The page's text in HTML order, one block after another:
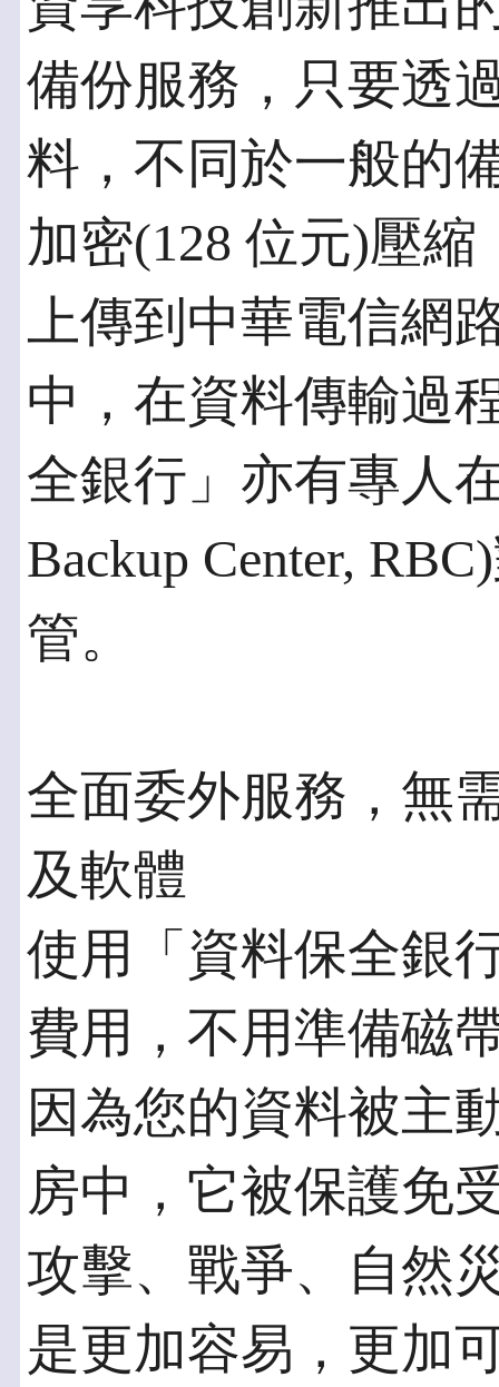
備份服務，只要透
料，不同於一般的
加密(128 位元)壓
上傳到中華電信網
中，在資料傳輸過
全銀行」亦有專人
Backup Center,
管。
全面委外服務，無
及軟體
使用「資料保全銀
費用，不用準備磁
因為您的資料被主
房中，它被保護免
攻擊、戰爭、自然
是更加容易，更加